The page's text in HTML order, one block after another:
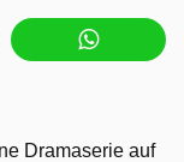
Dramaserie auf